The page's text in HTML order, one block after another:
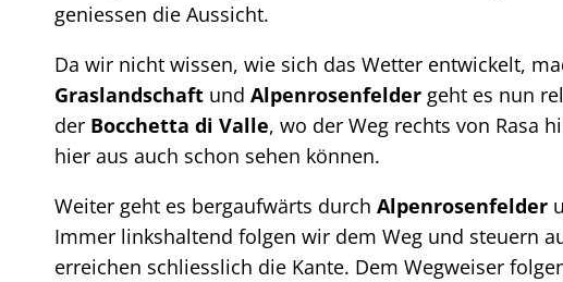
geniessen die Aussicht.
Da wir nicht wissen, wie sich das Wetter entwickelt,
Graslandschaft und Alpenrosenfelder geht es nun
der Bocchetta di Valle, wo der Weg rechts von Rasa
hier aus auch schon sehen können.
Weiter geht es bergaufwärts durch Alpenrosenfelder
Immer linkshaltend folgen wir dem Weg und steuern
erreichen schliesslich die Kante. Dem Wegweiser